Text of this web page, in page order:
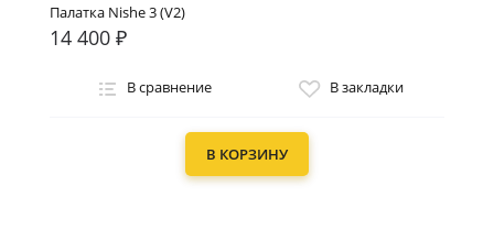
Палатка Nishe 3 (V2)
14 400 ₽
В сравнение В закладки
В КОРЗИНУ